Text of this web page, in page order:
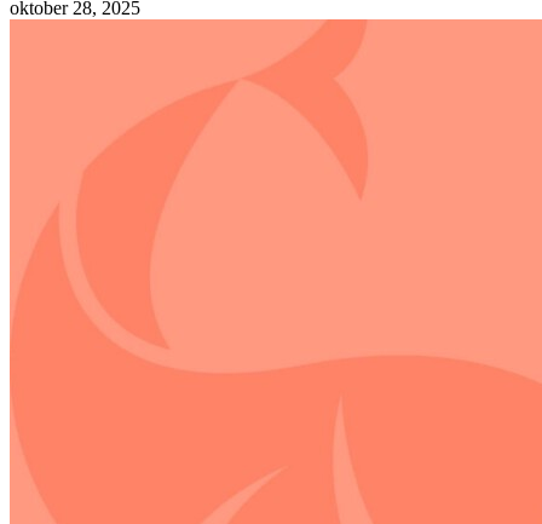
oktober 28, 2025